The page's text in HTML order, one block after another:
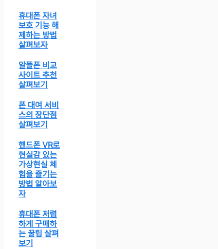
휴대폰 자녀
보호 기능 해
제하는 방법
살펴보자
알뜰폰 비교
사이트 추천
살펴보기
폰 대여 서비
스의 장단점
살펴보기
핸드폰 VR로
현실감 있는
가상현실 체
험을 즐기는
방법 알아보
자
휴대폰 저렴
하게 구매하
는 꿀팁 살펴
보기